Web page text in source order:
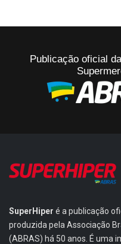
Publicação oficial
SuperHiper é a publicação
produzida pela Associação
(ABRAS) há 50 anos. É